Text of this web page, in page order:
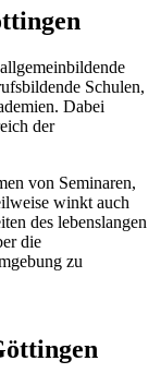
Schulen,
Dabei
der
von Seminaren,
winkt auch
des lebenslangen
die
zu